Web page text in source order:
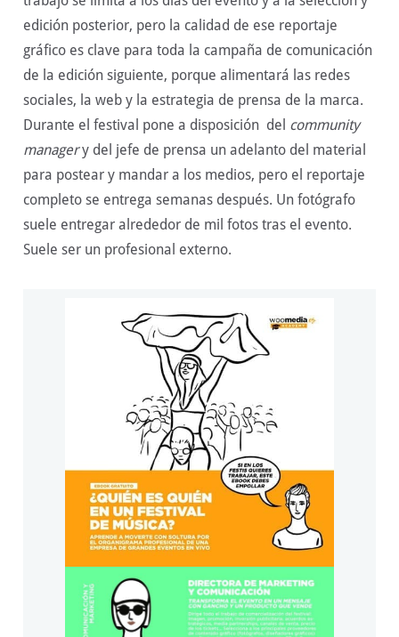
edición posterior, pero la calidad de ese reportaje
gráfico es clave para toda la campaña de comunicación
de la edición siguiente, porque alimentará las redes
sociales, la web y la estrategia de prensa de la marca.
Durante el festival pone a disposición del community
managery del jefe de prensa un adelanto del material
para postear y mandar a los medios, pero el reportaje
completo se entrega semanas después. Un fotógrafo
suele entregar alrededor de mil fotos tras el evento.
Suele ser un profesional externo.